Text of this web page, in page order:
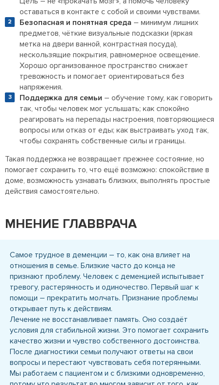
оставаться в контакте с собой и своими чувствами.
Безопасная и понятная среда – минимум лишних
предметов, чёткие визуальные подсказки (яркая
метка на двери ванной, контрастная посуда),
нескользящие покрытия, равномерное освещение.
Хорошо организованное пространство снижает
тревожность и помогает ориентироваться без
напряжения.
Поддержка для семьи – обучение тому, как говорить
так, чтобы человек мог услышать; как спокойно
реагировать на перепады настроения, повторяющиеся
вопросы или отказ от еды; как выстраивать уход так,
чтобы сохранять собственные силы и границы.
Такая поддержка не возвращает прежнее состояние, но
помогает сохранить то, что ещё возможно: спокойствие в
доме, возможность узнавать близких, выполнять простые
действия самостоятельно.
МНЕНИЕ ГЛАВВРАЧА
Самое трудное в деменции – то, как она влияет на
отношения в семье. Близкие часто до конца не
признают проблему. Человек с деменцией испытывает
тревогу, растерянность и одиночество. Первый шаг к
помощи – прекратить молчать. Признание проблемы
открывает путь к действиям.
Лечение не восстанавливает память. Оно создаёт
условия для стабильной жизни. Это помогает сохранить
качество жизни и чувство собственного достоинства.
После диагностики семьи получают ответы на свои
вопросы и перестают чувствовать себя потерянными.
Мы работаем с пациентом и с близкими одновременно,